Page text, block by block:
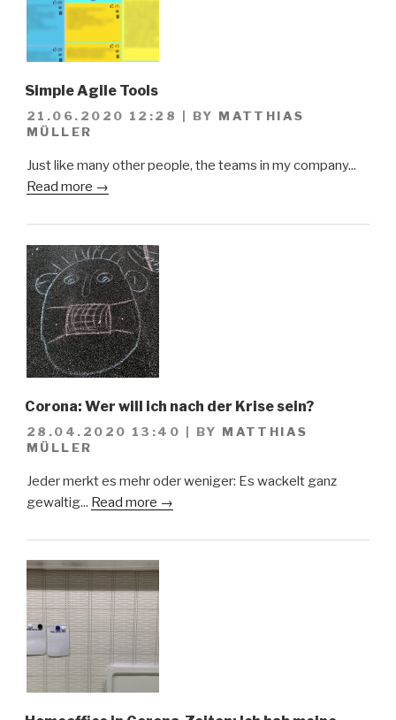
Simple Agile Tools
21.06.2020 12:28 BY MATTHIAS
MÜLLER
Just like many other people, the teams in my company...
Read more →
Corona: Wer will ich nach der Krise sein?
28.04.2020 13:40 BY MATTHIAS
MÜLLER
Jeder merkt es mehr oder weniger: Es wackelt ganz
gewaltig... Read more →